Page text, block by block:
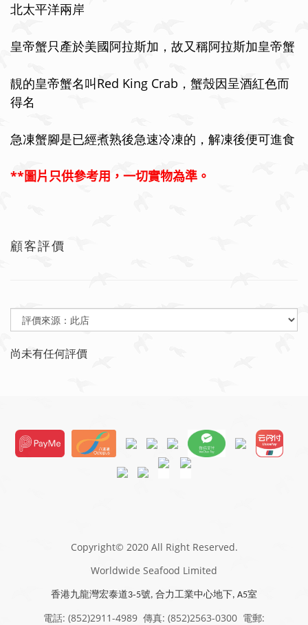
北太平洋兩岸
皇帝蟹只產於美國阿拉斯加，故又稱阿拉斯加皇帝蟹
靚的皇帝蟹名叫Red King Crab ，蟹殼因呈酒紅色而
得名
急凍蟹腳是已經煮熟後急速冷凍的，解凍後便可進食
**圖片只供參考用，一切實物為準。
顧客評價
尚未有任何評價
Copyright© 2020 All Right Reserved.
Worldwide Seafood Limited
香港九龍灣宏泰道3-5號, 合力工業中心地下, A5室
電話: (852)2911-4989 傳真: (852)2563-0300 電郵: